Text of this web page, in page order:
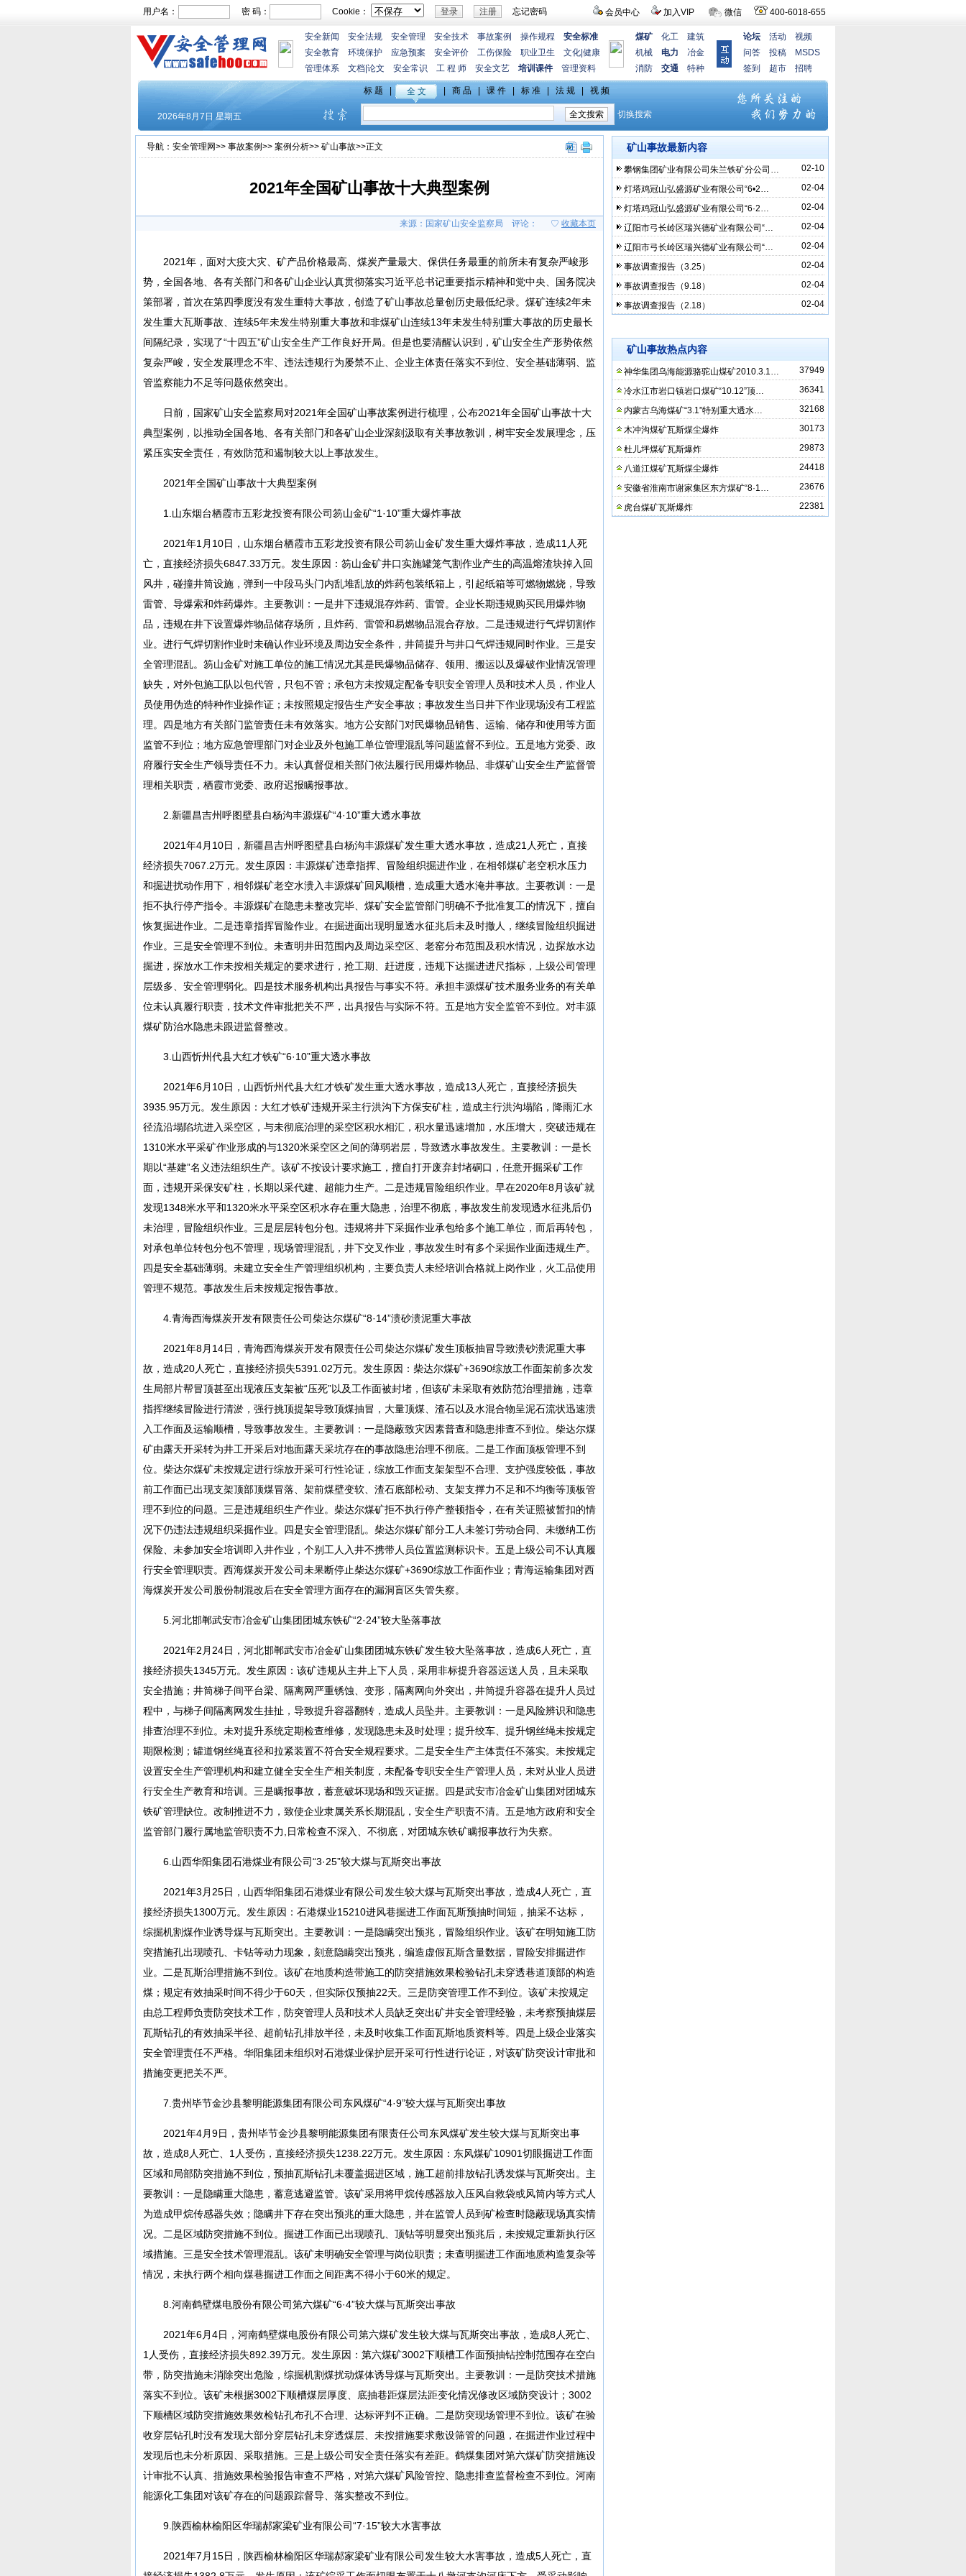
会员中心 加入VIP 微信 400-6018-655
用户名： 密 码： Cookie： 忘记密码
安全新闻 安全法规 安全管理 安全技术 事故案例 操作规程
安全标准
安全教育
环境保护 应急预案 安全评价 工伤保险 职业卫生 文化 健康
管理体系
文档 论文 安全常识 工 程 师 安全文艺 培训课件 管理资料
煤矿 化工
建筑
机械
电力
冶金
消防
交通 特种
论坛 活动
视频
问答
投稿
MSDS
签到
超市 招聘
导航： 安全管理网>> 事故案例>> 案例分析>> 矿山事故>>正文
2021年全国矿山事故十大典型案例
来源：国家矿山安全监察局 评论： ♡ 收藏本页
2021年，面对大疫大灾、矿产品价格最高、煤炭产量最大、保供任务最重的前所未有复杂严峻形
势，全国各地、各有关部门和各矿山企业认真贯彻落实习近平总书记重要指示精神和党中央、国务院决
策部署，首次在第四季度没有发生重特大事故，创造了矿山事故总量创历史最低纪录。煤矿连续2年未
发生重大瓦斯事故、连续5年未发生特别重大事故和非煤矿山连续13年未发生特别重大事故的历史最长
间隔纪录，实现了“十四五”矿山安全生产工作良好开局。但是也要清醒认识到，矿山安全生产形势依然
复杂严峻，安全发展理念不牢、违法违规行为屡禁不止、企业主体责任落实不到位、安全基础薄弱、监
管监察能力不足等问题依然突出。
日前，国家矿山安全监察局对2021年全国矿山事故案例进行梳理，公布2021年全国矿山事故十大
典型案例，以推动全国各地、各有关部门和各矿山企业深刻汲取有关事故教训，树牢安全发展理念，压
紧压实安全责任，有效防范和遏制较大以上事故发生。
2021年全国矿山事故十大典型案例
1.山东烟台栖霞市五彩龙投资有限公司笏山金矿“1·10”重大爆炸事故
2021年1月10日，山东烟台栖霞市五彩龙投资有限公司笏山金矿发生重大爆炸事故，造成11人死
亡，直接经济损失6847.33万元。发生原因：笏山金矿井口实施罐笼气割作业产生的高温熔渣块掉入回
风井，碰撞井筒设施，弹到一中段马头门内乱堆乱放的炸药包装纸箱上，引起纸箱等可燃物燃烧，导致
雷管、导爆索和炸药爆炸。主要教训：一是井下违规混存炸药、雷管。企业长期违规购买民用爆炸物
品，违规在井下设置爆炸物品储存场所，且炸药、雷管和易燃物品混合存放。二是违规进行气焊切割作
业。进行气焊切割作业时未确认作业环境及周边安全条件，井筒提升与井口气焊违规同时作业。三是安
全管理混乱。笏山金矿对施工单位的施工情况尤其是民爆物品储存、领用、搬运以及爆破作业情况管理
缺失，对外包施工队以包代管，只包不管；承包方未按规定配备专职安全管理人员和技术人员，作业人
员使用伪造的特种作业操作证；未按照规定报告生产安全事故；事故发生当日井下作业现场没有工程监
理。四是地方有关部门监管责任未有效落实。地方公安部门对民爆物品销售、运输、储存和使用等方面
监管不到位；地方应急管理部门对企业及外包施工单位管理混乱等问题监督不到位。五是地方党委、政
府履行安全生产领导责任不力。未认真督促相关部门依法履行民用爆炸物品、非煤矿山安全生产监督管
理相关职责，栖霞市党委、政府迟报瞒报事故。
2.新疆昌吉州呼图壁县白杨沟丰源煤矿“4·10”重大透水事故
2021年4月10日，新疆昌吉州呼图壁县白杨沟丰源煤矿发生重大透水事故，造成21人死亡，直接
经济损失7067.2万元。发生原因：丰源煤矿违章指挥、冒险组织掘进作业，在相邻煤矿老空积水压力
和掘进扰动作用下，相邻煤矿老空水溃入丰源煤矿回风顺槽，造成重大透水淹井事故。主要教训：一是
拒不执行停产指令。丰源煤矿在隐患未整改完毕、煤矿安全监管部门明确不予批准复工的情况下，擅自
恢复掘进作业。二是违章指挥冒险作业。在掘进面出现明显透水征兆后未及时撤人，继续冒险组织掘进
作业。三是安全管理不到位。未查明井田范围内及周边采空区、老窑分布范围及积水情况，边探放水边
掘进，探放水工作未按相关规定的要求进行，抢工期、赶进度，违规下达掘进进尺指标，上级公司管理
层级多、安全管理弱化。四是技术服务机构出具报告与事实不符。承担丰源煤矿技术服务业务的有关单
位未认真履行职责，技术文件审批把关不严，出具报告与实际不符。五是地方安全监管不到位。对丰源
煤矿防治水隐患未跟进监督整改。
3.山西忻州代县大红才铁矿“6·10”重大透水事故
2021年6月10日，山西忻州代县大红才铁矿发生重大透水事故，造成13人死亡，直接经济损失
3935.95万元。发生原因：大红才铁矿违规开采主行洪沟下方保安矿柱，造成主行洪沟塌陷，降雨汇水
径流沿塌陷坑进入采空区，与未彻底治理的采空区积水相汇，积水量迅速增加，水压增大，突破违规在
1310米水平采矿作业形成的与1320米采空区之间的薄弱岩层，导致透水事故发生。主要教训：一是长
期以“基建”名义违法组织生产。该矿不按设计要求施工，擅自打开废弃封堵硐口，任意开掘采矿工作
面，违规开采保安矿柱，长期以采代建、超能力生产。二是违规冒险组织作业。早在2020年8月该矿就
发现1348米水平和1320米水平采空区积水存在重大隐患，治理不彻底，事故发生前发现透水征兆后仍
未治理，冒险组织作业。三是层层转包分包。违规将井下采掘作业承包给多个施工单位，而后再转包，
对承包单位转包分包不管理，现场管理混乱，井下交叉作业，事故发生时有多个采掘作业面违规生产。
四是安全基础薄弱。未建立安全生产管理组织机构，主要负责人未经培训合格就上岗作业，火工品使用
管理不规范。事故发生后未按规定报告事故。
4.青海西海煤炭开发有限责任公司柴达尔煤矿“8·14”溃砂溃泥重大事故
2021年8月14日，青海西海煤炭开发有限责任公司柴达尔煤矿发生顶板抽冒导致溃砂溃泥重大事
故，造成20人死亡，直接经济损失5391.02万元。发生原因：柴达尔煤矿+3690综放工作面架前多次发
生局部片帮冒顶甚至出现液压支架被“压死”以及工作面被封堵，但该矿未采取有效防范治理措施，违章
指挥继续冒险进行清淤，强行挑顶提架导致顶煤抽冒，大量顶煤、渣石以及水混合物呈泥石流状迅速溃
入工作面及运输顺槽，导致事故发生。主要教训：一是隐蔽致灾因素普查和隐患排查不到位。柴达尔煤
矿由露天开采转为井工开采后对地面露天采坑存在的事故隐患治理不彻底。二是工作面顶板管理不到
位。柴达尔煤矿未按规定进行综放开采可行性论证，综放工作面支架架型不合理、支护强度较低，事故
前工作面已出现支架顶部顶煤冒落、架前煤壁变软、渣石底部松动、支架支撑力不足和不均衡等顶板管
理不到位的问题。三是违规组织生产作业。柴达尔煤矿拒不执行停产整顿指令，在有关证照被暂扣的情
况下仍违法违规组织采掘作业。四是安全管理混乱。柴达尔煤矿部分工人未签订劳动合同、未缴纳工伤
保险、未参加安全培训即入井作业，个别工人入井不携带人员位置监测标识卡。五是上级公司不认真履
行安全管理职责。西海煤炭开发公司未果断停止柴达尔煤矿+3690综放工作面作业；青海运输集团对西
海煤炭开发公司股份制混改后在安全管理方面存在的漏洞盲区失管失察。
5.河北邯郸武安市冶金矿山集团团城东铁矿“2·24”较大坠落事故
2021年2月24日，河北邯郸武安市冶金矿山集团团城东铁矿发生较大坠落事故，造成6人死亡，直
接经济损失1345万元。发生原因：该矿违规从主井上下人员，采用非标提升容器运送人员，且未采取
安全措施；井筒梯子间平台梁、隔离网严重锈蚀、变形，隔离网向外突出，井筒提升容器在提升人员过
程中，与梯子间隔离网发生挂扯，导致提升容器翻转，造成人员坠井。主要教训：一是风险辨识和隐患
排查治理不到位。未对提升系统定期检查维修，发现隐患未及时处理；提升绞车、提升钢丝绳未按规定
期限检测；罐道钢丝绳直径和拉紧装置不符合安全规程要求。二是安全生产主体责任不落实。未按规定
设置安全生产管理机构和建立健全安全生产相关制度，未配备专职安全生产管理人员，未对从业人员进
行安全生产教育和培训。三是瞒报事故，蓄意破坏现场和毁灭证据。四是武安市冶金矿山集团对团城东
铁矿管理缺位。改制推进不力，致使企业隶属关系长期混乱，安全生产职责不清。五是地方政府和安全
监管部门履行属地监管职责不力,日常检查不深入、不彻底，对团城东铁矿瞒报事故行为失察。
6.山西华阳集团石港煤业有限公司“3·25”较大煤与瓦斯突出事故
2021年3月25日，山西华阳集团石港煤业有限公司发生较大煤与瓦斯突出事故，造成4人死亡，直
接经济损失1300万元。发生原因：石港煤业15210进风巷掘进工作面瓦斯预抽时间短，抽采不达标，
综掘机割煤作业诱导煤与瓦斯突出。主要教训：一是隐瞒突出预兆，冒险组织作业。该矿在明知施工防
突措施孔出现喷孔、卡钻等动力现象，刻意隐瞒突出预兆，编造虚假瓦斯含量数据，冒险安排掘进作
业。二是瓦斯治理措施不到位。该矿在地质构造带施工的防突措施效果检验钻孔未穿透巷道顶部的构造
煤；规定有效抽采时间不得少于60天，但实际仅预抽22天。三是防突管理工作不到位。该矿未按规定
由总工程师负责防突技术工作，防突管理人员和技术人员缺乏突出矿井安全管理经验，未考察预抽煤层
瓦斯钻孔的有效抽采半径、超前钻孔排放半径，未及时收集工作面瓦斯地质资料等。四是上级企业落实
安全管理责任不严格。华阳集团未组织对石港煤业保护层开采可行性进行论证，对该矿防突设计审批和
措施变更把关不严。
7.贵州毕节金沙县黎明能源集团有限公司东风煤矿“4·9”较大煤与瓦斯突出事故
2021年4月9日，贵州毕节金沙县黎明能源集团有限责任公司东风煤矿发生较大煤与瓦斯突出事
故，造成8人死亡、1人受伤，直接经济损失1238.22万元。发生原因：东风煤矿10901切眼掘进工作面
区域和局部防突措施不到位，预抽瓦斯钻孔未覆盖掘进区域，施工超前排放钻孔诱发煤与瓦斯突出。主
要教训：一是隐瞒重大隐患，蓄意逃避监管。该矿采用将甲烷传感器放入压风自救袋或风筒内等方式人
为造成甲烷传感器失效；隐瞒井下存在突出预兆的重大隐患，并在监管人员到矿检查时隐蔽现场真实情
况。二是区域防突措施不到位。掘进工作面已出现喷孔、顶钻等明显突出预兆后，未按规定重新执行区
域措施。三是安全技术管理混乱。该矿未明确安全管理与岗位职责；未查明掘进工作面地质构造复杂等
情况，未执行两个相向煤巷掘进工作面之间距离不得小于60米的规定。
8.河南鹤壁煤电股份有限公司第六煤矿“6·4”较大煤与瓦斯突出事故
2021年6月4日，河南鹤壁煤电股份有限公司第六煤矿发生较大煤与瓦斯突出事故，造成8人死亡、
1人受伤，直接经济损失892.39万元。发生原因：第六煤矿3002下顺槽工作面预抽钻控制范围存在空白
带，防突措施未消除突出危险，综掘机割煤扰动煤体诱导煤与瓦斯突出。主要教训：一是防突技术措施
落实不到位。该矿未根据3002下顺槽煤层厚度、底抽巷距煤层法距变化情况修改区域防突设计；3002
下顺槽区域防突措施效果效检钻孔布孔不合理、达标评判不正确。二是防突现场管理不到位。该矿在验
收穿层钻孔时没有发现大部分穿层钻孔未穿透煤层、未按措施要求敷设筛管的问题，在掘进作业过程中
发现后也未分析原因、采取措施。三是上级公司安全责任落实有差距。鹤煤集团对第六煤矿防突措施设
计审批不认真、措施效果检验报告审查不严格，对第六煤矿风险管控、隐患排查监督检查不到位。河南
能源化工集团对该矿存在的问题跟踪督导、落实整改不到位。
9.陕西榆林榆阳区华瑞郝家梁矿业有限公司“7·15”较大水害事故
2021年7月15日，陕西榆林榆阳区华瑞郝家梁矿业有限公司发生较大水害事故，造成5人死亡，直
矿山事故最新内容
02-10
攀钢集团矿业有限公司朱兰铁矿分公司…
02-04
灯塔鸡冠山弘盛源矿业有限公司“6•2…
02-04
灯塔鸡冠山弘盛源矿业有限公司“6·2…
02-04
辽阳市弓长岭区瑞兴德矿业有限公司“…
02-04
辽阳市弓长岭区瑞兴德矿业有限公司“…
02-04
事故调查报告（3.25）
02-04
事故调查报告（9.18）
02-04
事故调查报告（2.18）
矿山事故热点内容
37949
神华集团乌海能源骆驼山煤矿2010.3.1…
36341
冷水江市岩口镇岩口煤矿“10.12”顶…
32168
内蒙古乌海煤矿“3.1”特别重大透水…
30173
木冲沟煤矿瓦斯煤尘爆炸
29873
杜儿坪煤矿瓦斯爆炸
24418
八道江煤矿瓦斯煤尘爆炸
23676
安徽省淮南市谢家集区东方煤矿“8·1…
22381
虎台煤矿瓦斯爆炸